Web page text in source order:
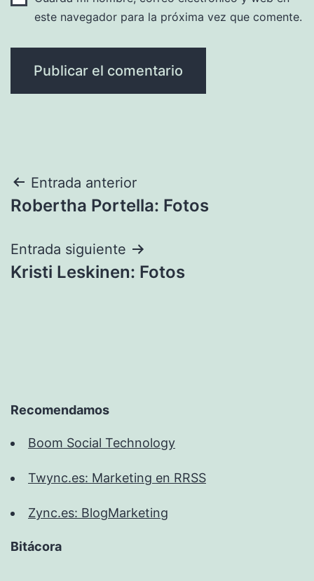
este navegador para la próxima vez que comente.
Navegación
de
entradas
Entrada anterior
Robertha Portella: Fotos
Entrada siguiente
Kristi Leskinen: Fotos
Recomendamos
Boom Social Technology
Twync.es: Marketing en RRSS
Zync.es: BlogMarketing
Bitácora